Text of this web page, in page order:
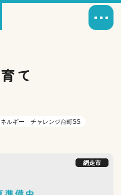
て
ネルギー チャレンジ台町SS
網走市